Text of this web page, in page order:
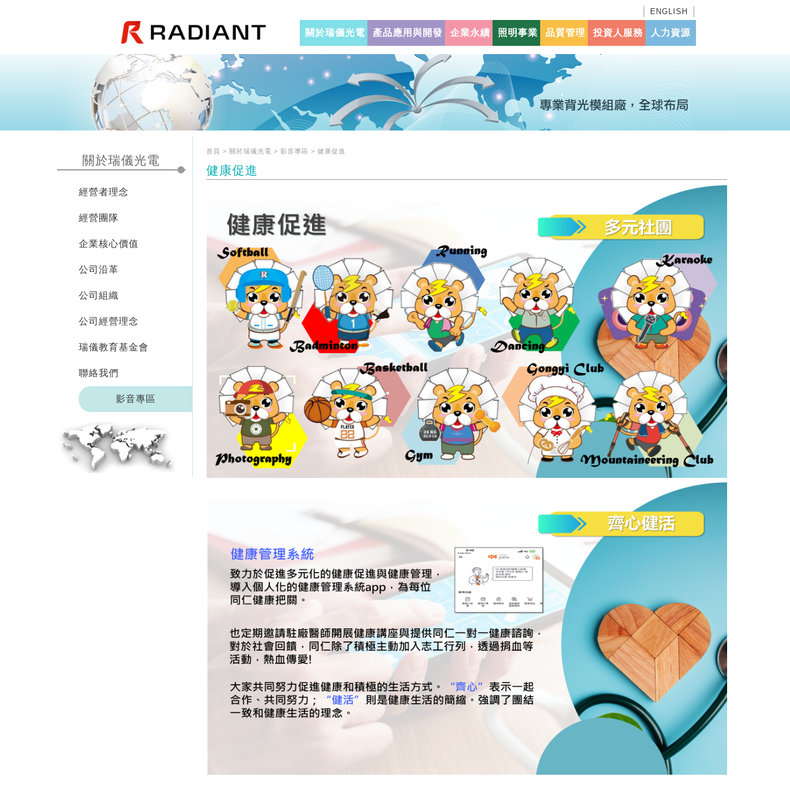
ENGLISH
關於瑞儀光電 產品應用與開發 企業永續 照明事業 品質管理 投資人服務 人力資源
關於瑞儀光電
經營者理念
經營團隊
企業核心價值
公司沿革
公司組織
公司經營理念
瑞儀教育基金會
聯絡我們
影音專區
首頁 > 關於瑞儀光電 > 影音專區 > 健康促進
健康促進